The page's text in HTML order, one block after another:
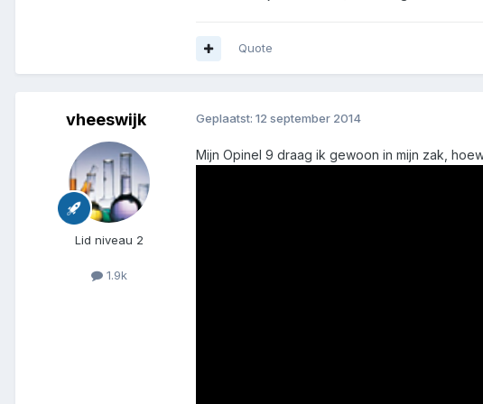
Quote
vheeswijk
Lid niveau 2
1.9k
Geplaatst: 12 september 2014
Mijn Opinel 9 draag ik gewoon in mijn zak,